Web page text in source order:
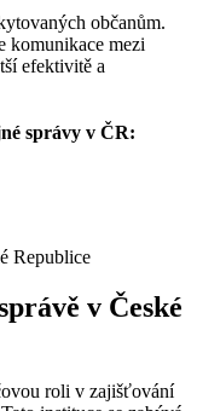
občanům.
komunikace mezi
efektivitě a
správy v ČR:
v České
roli v zajišťování